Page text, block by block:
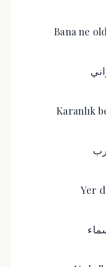
Bana ne
Karanlık
Yer